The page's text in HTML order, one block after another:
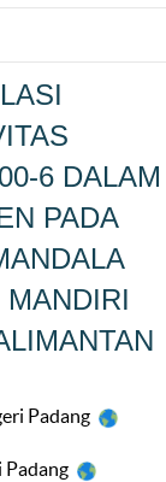
6 DALAM
PADA
Padang
Padang